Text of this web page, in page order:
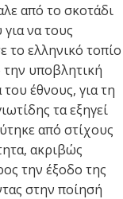
από το σκοτάδι
να τους
το ελληνικό τοπίο
την υποβλητική
έθνους, για τη
τα εξηγεί
από στίχους
ακριβώς
την έξοδο της
στην ποίησή